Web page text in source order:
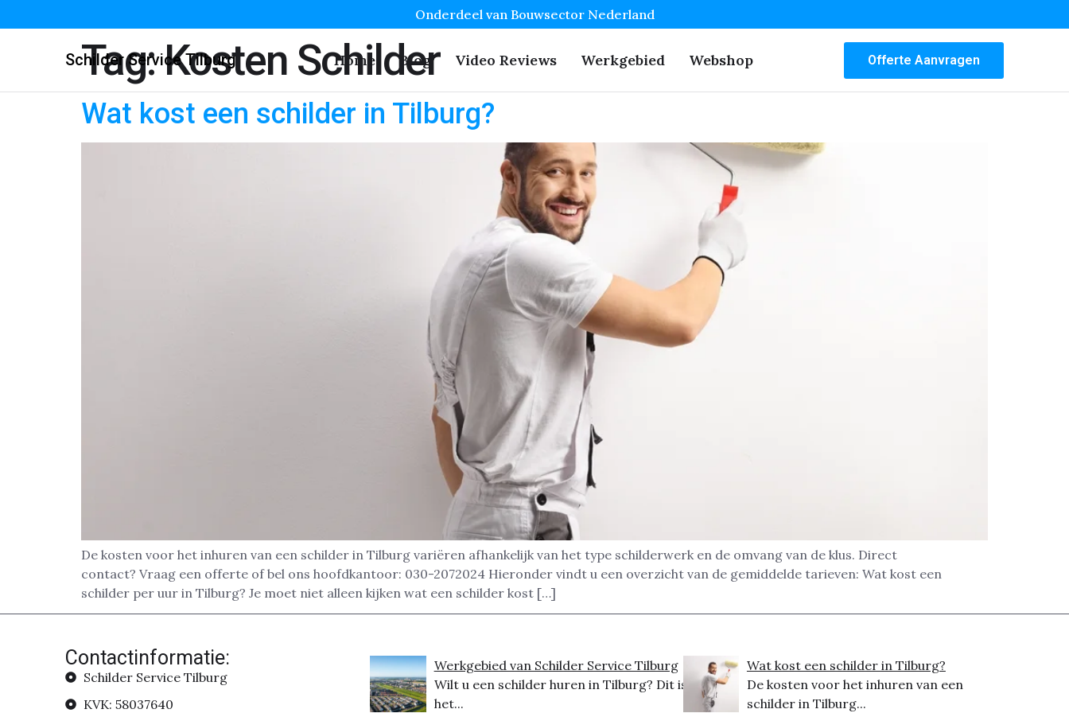
Onderdeel van Bouwsector Nederland
Schilder Service Tilburg Home Blog Video Reviews Werkgebied Webshop Offerte Aanvragen
Tag:Kosten Schilder
Wat kost een schilder in Tilburg?
De kosten voor het inhuren van een schilder in Tilburg variëren afhankelijk van het type schilderwerk en de omvang van de klus. Direct
contact? Vraag een offerte of bel ons hoofdkantoor: 030-2072024 Hieronder vindt u een overzicht van de gemiddelde tarieven: Wat kost een
schilder per uur in Tilburg? Je moet niet alleen kijken wat een schilder kost […]
Contactinformatie:
Schilder Service Tilburg
KVK: 58037640
Werkgebied van Schilder Service Tilburg
Wilt u een schilder huren in Tilburg? Dit is
het...
Wat kost een schilder in Tilburg?
De kosten voor het inhuren van een
schilder in Tilburg...